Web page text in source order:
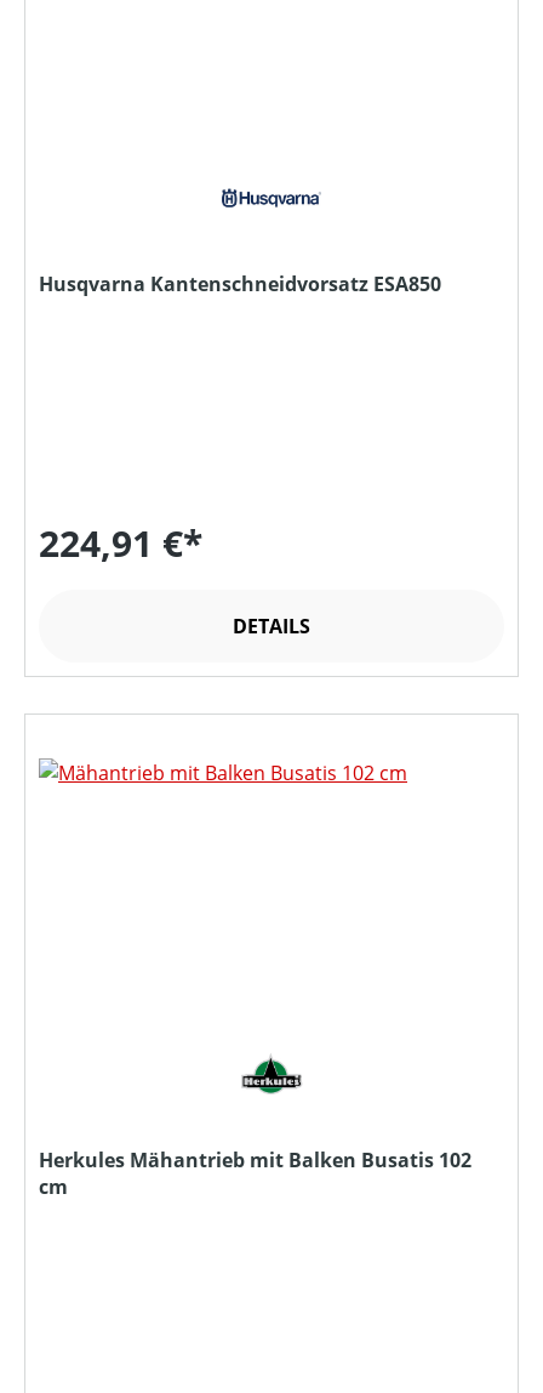
Husqvarna Kantenschneidvorsatz ESA850
224,91 €*
DETAILS
Herkules Mähantrieb mit Balken Busatis 102
cm